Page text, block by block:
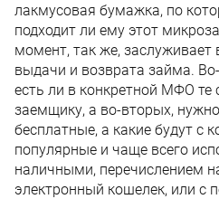
лакмусовая бумажка, по
подходит ли ему этот
момент, так же,
выдачи и возврата займа.
есть ли в конкретной МФО
заемщику, а во-вторых,
бесплатные, а какие будут с
популярные и чаще всего
наличными, перечислением
электронный кошелек, или с